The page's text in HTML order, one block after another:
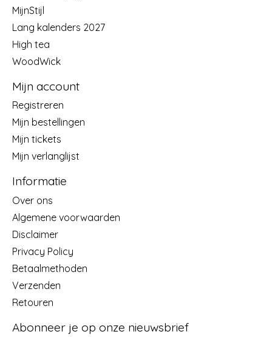
MijnStijl
Lang kalenders 2027
High tea
WoodWick
Mijn account
Registreren
Mijn bestellingen
Mijn tickets
Mijn verlanglijst
Informatie
Over ons
Algemene voorwaarden
Disclaimer
Privacy Policy
Betaalmethoden
Verzenden
Retouren
Abonneer je op onze nieuwsbrief